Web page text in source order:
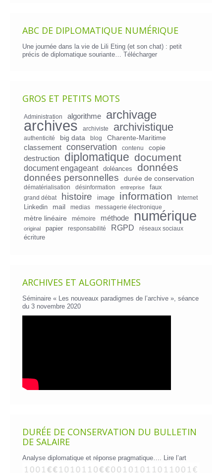
ABC DE DIPLOMATIQUE NUMÉRIQUE
Une journée dans la vie de Lili Eting (et son chat) : petit
précis de diplomatique souriante… Télécharger
GROS ET PETITS MOTS
Administration algorithme archivage
archives archiviste archivistique
authenticité big data blog
Charente-Maritime
classement
conservation contenu
copie
destruction
diplomatique document
document engageant doléances données
données personnelles durée de conservation
dématérialisation désinformation entreprise faux
grand débat histoire image information Internet
Linkedin mail medias messagerie électronique
mètre linéaire mémoire méthode numérique
original papier responsabilité RGPD réseaux sociaux
écriture
ARCHIVES ET ALGORITHMES
Séminaire « Les nouveaux paradigmes de l’archive », séance
du 3 novembre 2020
DURÉE DE CONSERVATION DU BULLETIN
DE SALAIRE
Analyse diplomatique et réponse pragmatique…. Lire l’art